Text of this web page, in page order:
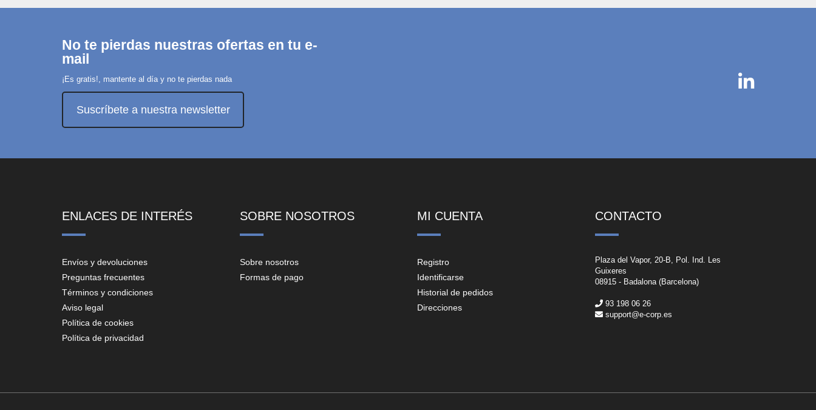
No te pierdas nuestras ofertas en tu e-
mail
¡Es gratis!, mantente al día y no te pierdas nada
Suscríbete a nuestra newsletter
ENLACES DE INTERÉS
Envíos y devoluciones
Preguntas frecuentes
Términos y condiciones
Aviso legal
Política de cookies
Política de privacidad
SOBRE NOSOTROS
Sobre nosotros
Formas de pago
MI CUENTA
Registro
Identificarse
Historial de pedidos
Direcciones
CONTACTO
Plaza del Vapor, 20-B, Pol. Ind. Les
Guixeres
08915 - Badalona (Barcelona)
93 198 06 26
support@e-corp.es